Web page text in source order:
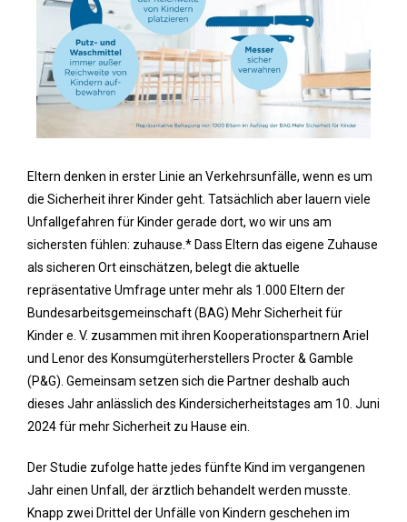
Eltern denken in erster Linie an Verkehrsunfälle, wenn es um
die Sicherheit ihrer Kinder geht. Tatsächlich aber lauern viele
Unfallgefahren für Kinder gerade dort, wo wir uns am
sichersten fühlen: zuhause.* Dass Eltern das eigene Zuhause
als sicheren Ort einschätzen, belegt die aktuelle
repräsentative Umfrage unter mehr als 1.000 Eltern der
Bundesarbeitsgemeinschaft (BAG) Mehr Sicherheit für
Kinder e. V. zusammen mit ihren Kooperationspartnern Ariel
und Lenor des Konsumgüterherstellers Procter & Gamble
(P&G). Gemeinsam setzen sich die Partner deshalb auch
dieses Jahr anlässlich des Kindersicherheitstages am 10. Juni
2024 für mehr Sicherheit zu Hause ein.
Der Studie zufolge hatte jedes fünfte Kind im vergangenen
Jahr einen Unfall, der ärztlich behandelt werden musste.
Knapp zwei Drittel der Unfälle von Kindern geschehen im